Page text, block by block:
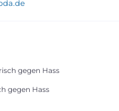
gegen Hass
gegen Hass